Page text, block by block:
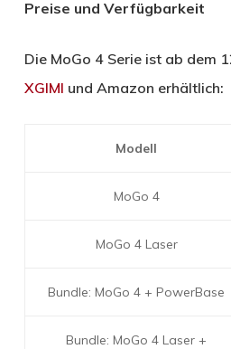
Preise und Verfügbarkeit
Die MoGo 4 Serie ist ab dem
XGIMI und Amazon erhältlich:
Modell
MoGo 4
MoGo 4 Laser
Bundle: MoGo 4 + PowerBase
Bundle: MoGo 4 Laser +